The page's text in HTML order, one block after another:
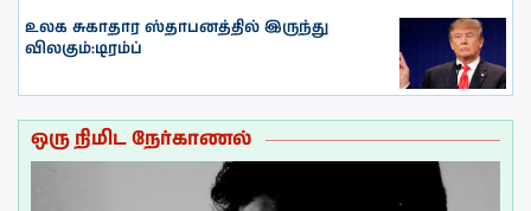
உலக சுகாதார ஸ்தாபனத்தில் இருந்து
விலகும்:டிரம்ப்
ஒரு நிமிட நேர்காணல்